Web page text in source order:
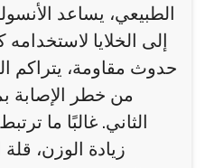
الطبيعي، يساعد
إلى الخلايا
حدوث مقاومة، يتراكم
من خطر الإصابة
الثاني. غالبًا ما
زيادة الوزن،